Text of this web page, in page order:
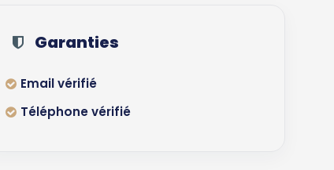
Garanties
Email vérifié
Téléphone vérifié